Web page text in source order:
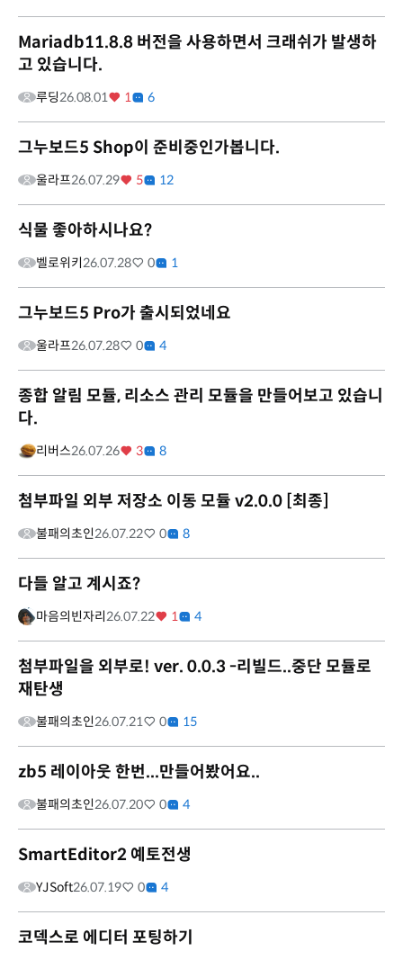
Mariadb11.8.8 버전을 사용하면서 크래쉬가 발생하
고 있습니다.
루딩26.08.01 1 6
그누보드5 Shop이 준비중인가봅니다.
울라프26.07.29 5 12
식물 좋아하시나요?
벨로위키26.07.28 0 1
그누보드5 Pro가 출시되었네요
울라프26.07.28 0 4
종합 알림 모듈, 리소스 관리 모듈을 만들어보고 있습니
다.
리버스26.07.26 3 8
첨부파일 외부 저장소 이동 모듈 v2.0.0 [최종]
불패의초인26.07.22 0 8
다들 알고 계시죠?
마음의빈자리26.07.22 1 4
첨부파일을 외부로! ver. 0.0.3 -리빌드..중단 모듈로
재탄생
불패의초인26.07.21 0 15
zb5 레이아웃 한번...만들어봤어요..
불패의초인26.07.20 0 4
SmartEditor2 예토전생
YJSoft26.07.19 0 4
코덱스로 에디터 포팅하기